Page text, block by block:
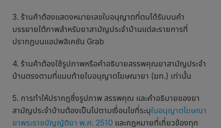
3. ร้านค้าต้องแสดงหมายเลขใบอนุญาตที่ตนได้รับบนคำ
บรรยายใต้ภาพสำหรับยาสามัญประจำบ้านแต่ละรายการที่
ปรากฏบนแอปพลิเคชัน Grab
4. ร้านค้าต้องใช้รูปภาพหรือคำอธิบายสรรพคุณยาสามัญประจำ
บ้านตรงตามที่แนบท้ายใบอนุญาตโฆษณายา (ฆท.) เท่านั้น
5. การทำให้ปรากฎซึ่งรูปภาพ สรรพคุณ และคำอธิบายของยา
สามัญประจำบ้านต้องเป็นไปตามเงื่อนไขที่ระบุในอนุญาตโฆษณา
ยาพระราชบัญญัติยา พ.ศ. 2510 และกฎหมายที่เกี่ยวข้องทุก